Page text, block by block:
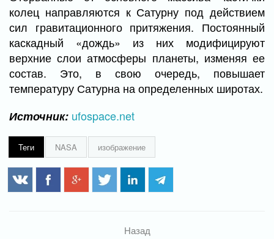
колец направляются к Сатурну под действием
сил гравитационного притяжения. Постоянный
каскадный «дождь» из них модифицируют
верхние слои атмосферы планеты, изменяя ее
состав. Это, в свою очередь, повышает
температуру Сатурна на определенных широтах.
Источник: ufospace.net
Теги NASA изображение
Назад